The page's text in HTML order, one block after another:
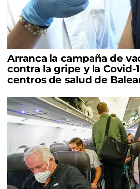
Arranca la campaña de
contra la gripe y la Covid-
centros de salud de